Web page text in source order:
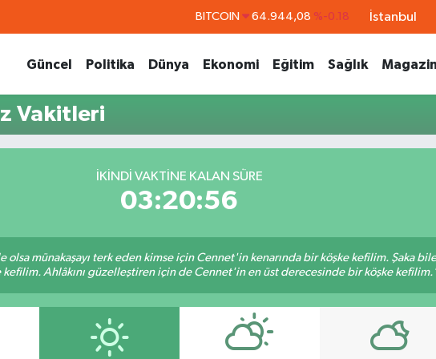
BITCOIN 64.944,08 %-0.18
55,2510 %0.32
GRAM ALTIN 6660.55 %0.03
İstanbul
Güncel Politika Dünya Ekonomi Eğitim Sağlık Magazin
Vakitleri
İKINDI VAKTINE KALAN SÜRE
03:20:55
olsa münakaşayı terk eden kimse için Cennet'in kenarında bir köşke kefilim. Şaka
kefilim. Ahlâkını güzelleştiren için de Cennet'in en üst derecesinde bir köşke